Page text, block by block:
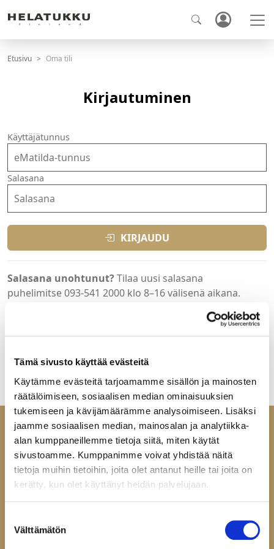
Tämä sivusto käyttää evästeitä
Käytämme evästeitä tarjoamamme sisällön ja mainosten
räätälöimiseen, sosiaalisen median ominaisuuksien
tukemiseen ja kävijämäärämme analysoimiseen. Lisäksi
jaamme sosiaalisen median, mainosalan ja analytiikka-
alan kumppaneillemme tietoja siitä, miten käytät
sivustoamme. Kumppanimme voivat yhdistää näitä
tietoja muihin tietoihin, joita olet antanut heille tai joita on
kerätty, kun olet käyttänyt heidän palvelujaan.
valinta
Välttämätön
Etusivu Oma tili
Kirjautuminen
Käyttäjätunnus
Salasana
KIRJAUDU
Salasana unohtunut?Tilaa uusi salasana
puhelimitse 093-541 2000 klo 8–16 välisenä aikana.
Tervetuloa Helatukun yritysasiakkaille suunnattuun
verkkokauppaan. Jos sinulla ei ole vielä tunnuksia, ota
Ota yhteyttä
60100 Seinäjoki